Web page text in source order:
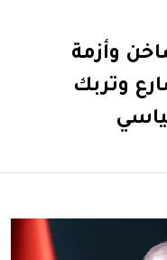
وأزمة
وتربك